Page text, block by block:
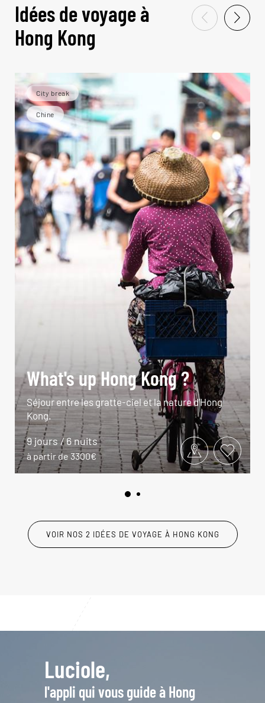
Idées de voyage à
Hong Kong
City break
Chine
What's up Hong Kong ?
Séjour entre les gratte-ciel et la nature d’Hong
Kong.
9 jours / 6 nuits
à partir de 3300€
VOIR NOS 2 IDÉES DE VOYAGE À HONG KONG
Luciole,
l'appli qui vous guide à Hong